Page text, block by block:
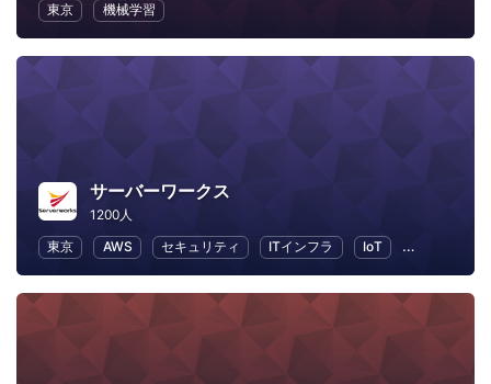
東京
機械学習
サーバーワークス
1200人
東京
AWS セキュリティ ITインフラ IoT ビジネス